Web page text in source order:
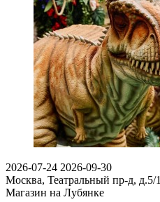
2026-07-24 2026-09-30
Москва, Театральный пр-д, д.5/1
Магазин на Лубянке